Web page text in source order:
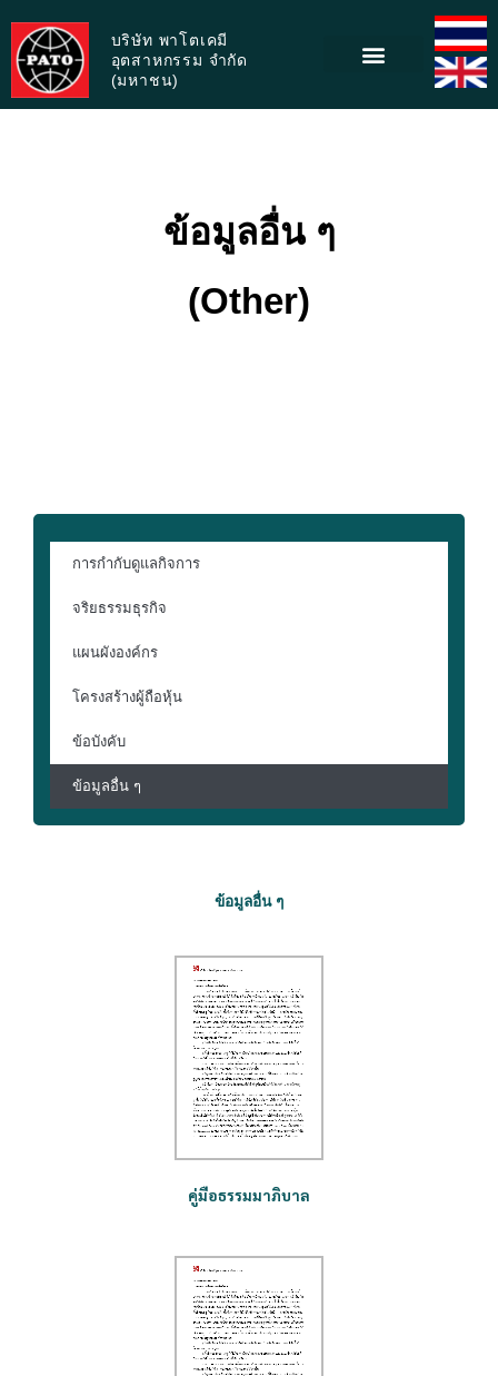
บริษัท พาโตเคมี
อุตสาหกรรม จำกัด
(มหาชน)
ข้อมูลอื่น ๆ
(Other)
การกำกับดูแลกิจการ
จริยธรรมธุรกิจ
แผนผังองค์กร
โครงสร้างผู้ถือหุ้น
ข้อบังคับ
ข้อมูลอื่น ๆ
ข้อมูลอื่น ๆ
คู่มือธรรมมาภิบาล